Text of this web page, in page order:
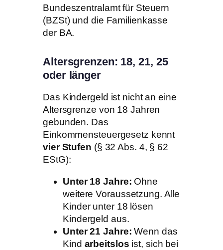
Bundeszentralamt für Steuern
(BZSt) und die Familienkasse
der BA.
Altersgrenzen: 18, 21, 25
oder länger
Das Kindergeld ist nicht an eine
Altersgrenze von 18 Jahren
gebunden. Das
Einkommensteuergesetz kennt
vier Stufen (§ 32 Abs. 4, § 62
EStG):
Unter 18 Jahre: Ohne
weitere Voraussetzung. Alle
Kinder unter 18 lösen
Kindergeld aus.
Unter 21 Jahre: Wenn das
Kind arbeitslos ist, sich bei